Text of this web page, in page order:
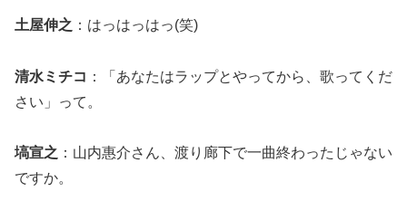
土屋伸之 ：はっはっはっ(笑)
清水ミチコ ：「あなたはラップとやってから、歌ってくだ
さい」って。
塙宣之 ：山内惠介さん、渡り廊下で一曲終わったじゃない
ですか。